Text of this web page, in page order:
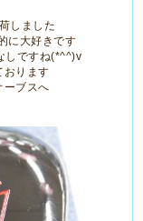
しました
に大好きです
しですね(*^^)v
おります
ブスへ